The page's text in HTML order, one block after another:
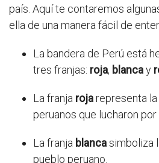
país. Aquí te contaremos
ella de una manera fácil de
La bandera de Perú está
tres franjas: roja, blancay
La franja rojarepresenta la
peruanos que lucharon por
La franja blancasimboliza
pueblo peruano.